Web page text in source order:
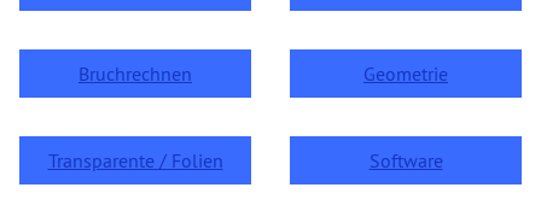
Bruchrechnen Geometrie
Transparente / Folien Software